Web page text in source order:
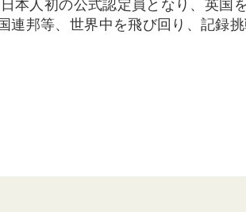
本人初の公式認定員となり、英国
邦等、世界中を飛び回り、記録挑